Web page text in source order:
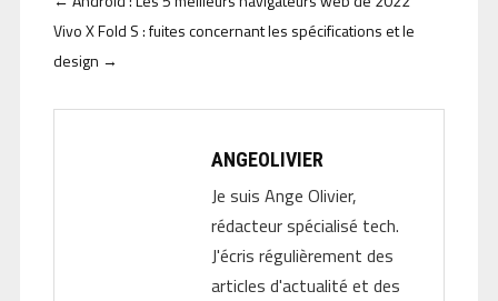
Vivo X Fold S : fuites concernant les spécifications et le
design →
ANGEOLIVIER
Je suis Ange Olivier,
rédacteur spécialisé tech.
J'écris régulièrement des
articles d'actualité et des